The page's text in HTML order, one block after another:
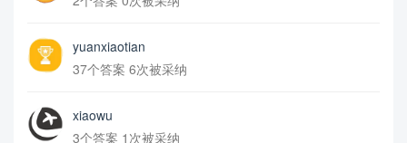
yuanxiaotian
37个答案 6次被采纳
xiaowu
3个答案 1次被采纳